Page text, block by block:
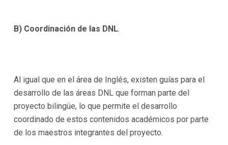
B) Coordinación de las DNL.
Al igual que en el área de Inglés, existen guías para el
desarrollo de las áreas DNL que forman parte del
proyecto bilingüe, lo que permite el desarrollo
coordinado de estos contenidos académicos por parte
de los maestros integrantes del proyecto.